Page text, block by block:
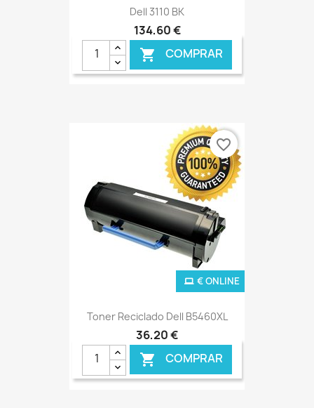
Dell 3110 BK
134,60 €
 COMPRAR
Toner Reciclado Dell B5460XL
36,20 €
 COMPRAR
€ ONLINE
favorite_border